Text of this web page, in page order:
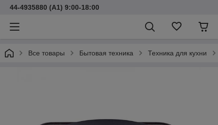
44-4935880 (A1) 9:00-18:00
Все товары Бытовая техника Техника для кухни